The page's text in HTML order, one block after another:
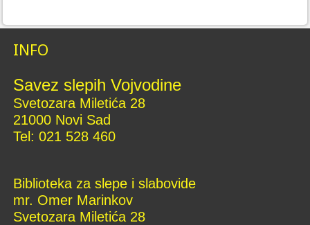
INFO
Savez slepih Vojvodine
Svetozara Miletića 28
21000 Novi Sad
Tel: 021 528 460
Biblioteka za slepe i slabovide
mr. Omer Marinkov
Svetozara Miletića 28